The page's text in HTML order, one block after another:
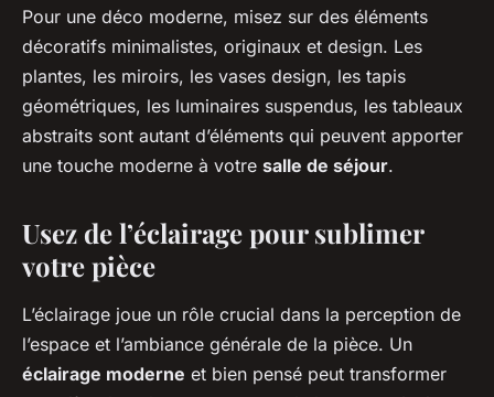
Pour une déco moderne, misez sur des éléments
décoratifs minimalistes, originaux et design. Les
plantes, les miroirs, les vases design, les tapis
géométriques, les luminaires suspendus, les tableaux
abstraits sont autant d’éléments qui peuvent apporter
une touche moderne à votre salle de séjour.
Usez de l’éclairage pour sublimer
votre pièce
L’éclairage joue un rôle crucial dans la perception de
l’espace et l’ambiance générale de la pièce. Un
éclairage moderne et bien pensé peut transformer